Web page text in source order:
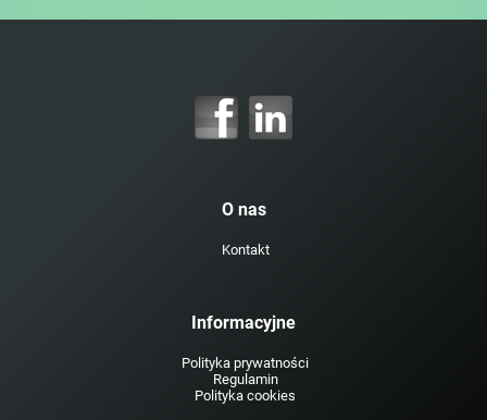
O nas
Kontakt
Informacyjne
Polityka prywatności
Regulamin
Polityka cookies